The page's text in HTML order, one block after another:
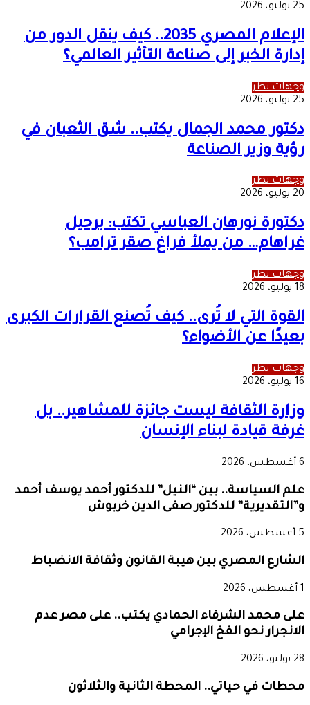
25 يوليو، 2026
الإعلام المصري 2035.. كيف ينقل الدور من
إدارة الخبر إلى صناعة التأثير العالمي؟
وجهات نظر
25 يوليو، 2026
دكتور محمد الجمال يكتب.. شق الثعبان في
رؤية وزير الصناعة
وجهات نظر
20 يوليو، 2026
دكتورة نورهان العباسي تكتب: برحيل
غراهام… من يملأ فراغ صقر ترامب؟
وجهات نظر
18 يوليو، 2026
القوة التي لا تُرى.. كيف تُصنع القرارات الكبرى
بعيدًا عن الأضواء؟
وجهات نظر
16 يوليو، 2026
وزارة الثقافة ليست جائزة للمشاهير.. بل
غرفة قيادة لبناء الإنسان
6 أغسطس، 2026
علم السياسة.. بين “النيل” للدكتور أحمد يوسف أحمد
و”التقديرية” للدكتور صفى الدين خربوش
5 أغسطس، 2026
الشارع المصري بين هيبة القانون وثقافة الانضباط
1 أغسطس، 2026
على محمد الشرفاء الحمادي يكتب.. على مصر عدم
الانجرار نحو الفخ الإجرامي
28 يوليو، 2026
محطات في حياتي.. المحطة الثانية والثلاثون